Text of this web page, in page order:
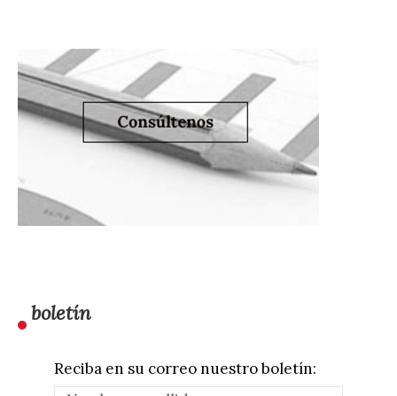
boletín
Reciba en su correo nuestro boletín: